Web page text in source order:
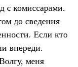
с комиссарами.
до сведения
Если кто
впереди.
меня